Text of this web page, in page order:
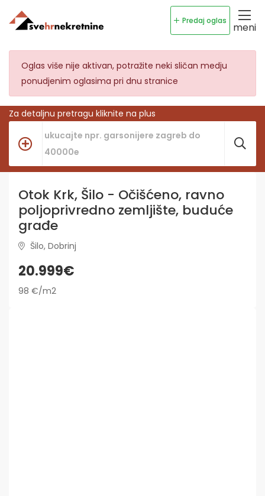
Predaj oglas
meni
Oglas više nije aktivan, potražite neki sličan medju
ponudjenim oglasima pri dnu stranice
Za detaljnu pretragu kliknite na plus
Otok Krk, Šilo - Očišćeno, ravno
poljoprivredno zemljište, buduće
građe
Šilo, Dobrinj
20.999€
98 €/m2